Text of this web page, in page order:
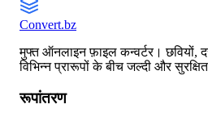
Convert.bz
मुफ्त ऑनलाइन फ़ाइल कन्वर्टर। छवियों,
विभिन्न प्रारूपों के बीच जल्दी और
रूपांतरण